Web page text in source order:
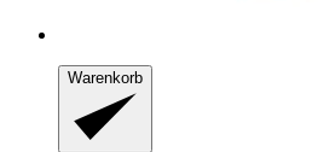
Warenkorb